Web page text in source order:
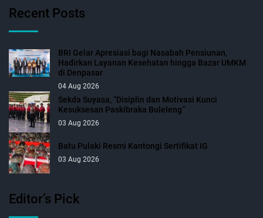
Recent Posts
BRI Gelar Apresiasi bagi Nasabah Pensiunan,
Hadirkan Layanan Kesehatan hingga Bazar UMKM
di Denpasar
04 Aug 2026
Sekda Suyasa, “Disiplin dan Motivasi Kunci
Kesuksesan Paskibraka Buleleng”
03 Aug 2026
Batu Pulaki Resmi Kantongi Sertifikat IG
03 Aug 2026
Editor’s Pick